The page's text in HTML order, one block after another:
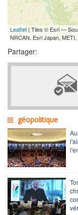
Leaflet | Tiles © Esri —
NRCAN, Esri Japan,
Partager:
géopolitique